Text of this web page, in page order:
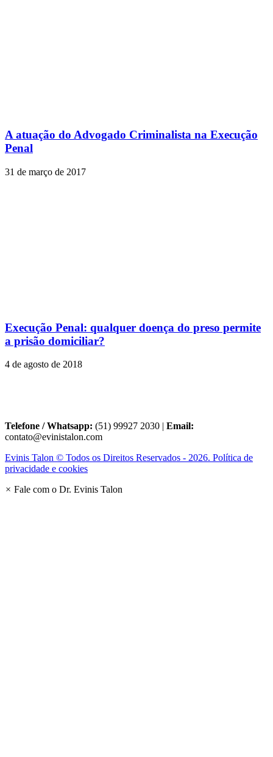
A atuação do Advogado Criminalista na Execução
Penal
31 de março de 2017
Execução Penal: qualquer doença do preso permite
a prisão domiciliar?
4 de agosto de 2018
Telefone / Whatsapp: (51) 99927 2030 | Email:
contato@evinistalon.com
Evinis Talon © Todos os Direitos Reservados - 2026. Política de
privacidade e cookies
× Fale com o Dr. Evinis Talon